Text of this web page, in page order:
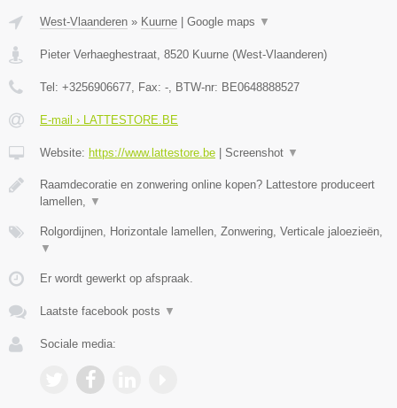
West-Vlaanderen » Kuurne Google maps ▼
Pieter Verhaeghestraat, 8520 Kuurne (West-Vlaanderen)
Tel: +3256906677, Fax: -, BTW-nr: BE0648888527
E-mail › LATTESTORE.BE
Website: https://www.lattestore.be Screenshot ▼
Raamdecoratie en zonwering online kopen? Lattestore produceert
lamellen, ▼
Rolgordijnen, Horizontale lamellen, Zonwering, Verticale jaloezieën,
▼
Er wordt gewerkt op afspraak.
Laatste facebook posts ▼
Sociale media: